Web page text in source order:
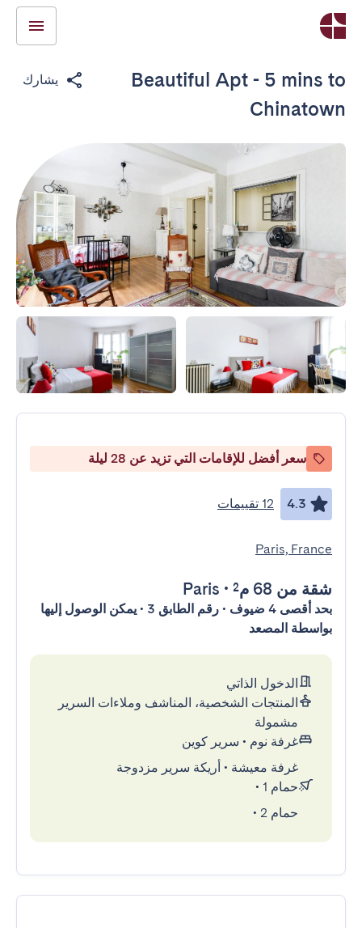
Beautiful Apt - 5 mins to
Chinatown
يشارك
سعر أفضل للإقامات التي تزيد عن 28 ليلة
4.3 12 تقييمات
Paris, France
شقة من 68 م² •
Paris
بحد أقصى 4 ضيوف • رقم الطابق 3 • يمكن الوصول إليها
بواسطة المصعد
الدخول الذاتي
المنتجات الشخصية، المناشف وملاءات السرير
مشمولة
غرفة نوم • سرير كوين
غرفة معيشة • أريكة سرير مزدوجة
حمام 1
•
حمام 2
•